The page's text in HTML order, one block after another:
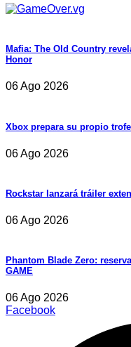
Mafia: The Old Country
Honor
06 Ago 2026
Xbox prepara su propio
06 Ago 2026
Rockstar lanzará tráiler
06 Ago 2026
Phantom Blade Zero:
GAME
06 Ago 2026
Facebook